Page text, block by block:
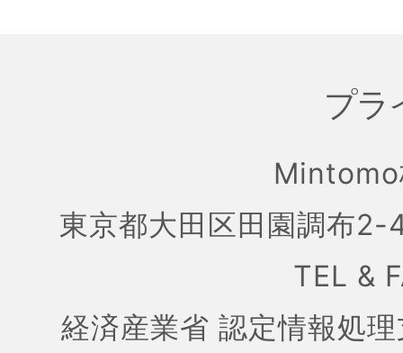
プラ
東京都大田区田園調布
TEL &
経済産業省 認定情報処